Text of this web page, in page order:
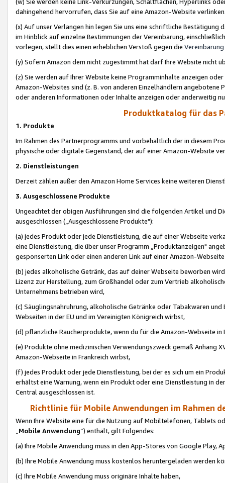
dahingehend hervorrufen, dass Sie auf eine Amazon-Website
(x) Auf unser Verlangen hin legen Sie uns eine schriftliche
im Hinblick auf einzelne Bestimmungen der Vereinbarung,
vorlegen, stellt dies einen erheblichen Verstoß gegen die Vereinbarung
(y) Sofern Amazon dem nicht zugestimmt hat darf Ihre Website nicht
(z) Sie werden auf Ihrer Website keine Programminhalte anzeigen
Amazon-Websites sind (z. B. von anderen Einzelhändlern
oder anderen Informationen oder Inhalte anzeigen oder anderweitig
Produktkatalog für das
1. Produkte
Im Rahmen des Partnerprogramms und vorbehaltlich der in diesem
physische oder digitale Gegenstand, der auf einer Amazon-Website
2. Dienstleistungen
Derzeit zählen außer den Amazon Home Services keine weiteren
3. Ausgeschlossene Produkte
Ungeachtet der obigen Ausführungen sind die folgenden Artikel und
ausgeschlossen („Ausgeschlossene Produkte"):
(a) jedes Produkt oder jede Dienstleistung, die auf einer Webseite
eine Dienstleistung, die über unser Programm „Produktanzeigen"
gesponserten Link oder einen anderen Link auf einer Amazon-
(b) jedes alkoholische Getränk, das auf deiner Webseite beworben
Lizenz zur Herstellung, zum Großhandel oder zum Vertrieb
Unternehmens betrieben wird,
(c) Säuglingsnahruhrung, alkoholische Getränke oder Tabakwaren
Webseiten in der EU und im Vereinigten Königreich wirbst,
(d) pflanzliche Raucherprodukte, wenn du für die Amazon-Webseite in
(e) Produkte ohne medizinischen Verwendungszweck gemäß Anhang
Amazon-Webseite in Frankreich wirbst,
(f) jedes Produkt oder jede Dienstleistung, bei der es sich um ein
erhältst eine Warnung, wenn ein Produkt oder eine Dienstleistung in
Central ausgeschlossen ist.
Richtlinie für Mobile Anwendungen im Rahmen
Wenn Ihre Website eine für die Nutzung auf Mobiltelefonen, Tablets
„Mobile Anwendung“) enthält, gilt Folgendes:
(a) Ihre Mobile Anwendung muss in den App-Stores von Google Play,
(b) Ihre Mobile Anwendung muss kostenlos heruntergeladen werden
(c) Ihre Mobile Anwendung muss originäre Inhalte haben,